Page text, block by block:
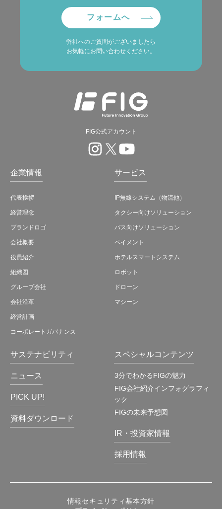
フォームへ
弊社へのご質問がございましたら
お気軽にお問い合わせください。
FIG公式アカウント
企業情報
代表挨拶
経営理念
ブランドロゴ
会社概要
役員紹介
組織図
グループ会社
会社沿革
経営計画
コーポレートガバナンス
サービス
IP無線システム（物流他）
タクシー向けソリューション
バス向けソリューション
ペイメント
ホテルスマートシステム
ロボット
ドローン
マシーン
サステナビリティ
ニュース
PICK UP!
資料ダウンロード
スペシャルコンテンツ
3分でわかるFIGの魅力
FIG会社紹介インフォグラフィ
ック
FIGの未来予想図
IR・投資家情報
採用情報
情報セキュリティ基本方針